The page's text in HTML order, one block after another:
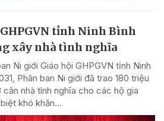
tỉnh Ninh Bình
xây nhà tình nghĩa
Ni giới Giáo hội GHPGVN tỉnh Ninh
Phân ban Ni giới đã trao 180 triệu
nhà tình nghĩa cho các hộ gia
khó khăn...